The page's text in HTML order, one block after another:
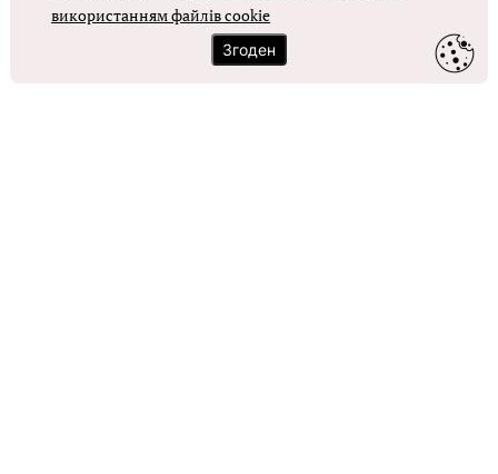
ОТРИМАТИ ДОСТУП
використанням файлів cookie
Згоден